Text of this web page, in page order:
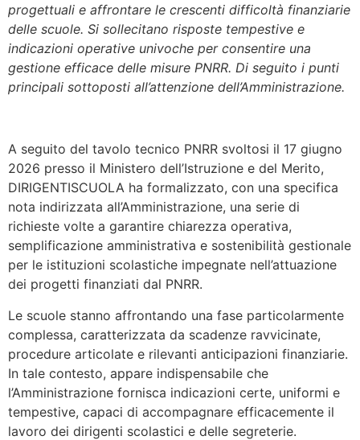
progettuali e affrontare le crescenti difficoltà finanziarie
delle scuole. Si sollecitano risposte tempestive e
indicazioni operative univoche per consentire una
gestione efficace delle misure PNRR. Di seguito i punti
principali sottoposti all’attenzione dell’Amministrazione.
A seguito del tavolo tecnico PNRR svoltosi il 17 giugno
2026 presso il Ministero dell’Istruzione e del Merito,
DIRIGENTISCUOLA ha formalizzato, con una specifica
nota indirizzata all’Amministrazione, una serie di
richieste volte a garantire chiarezza operativa,
semplificazione amministrativa e sostenibilità gestionale
per le istituzioni scolastiche impegnate nell’attuazione
dei progetti finanziati dal PNRR.
Le scuole stanno affrontando una fase particolarmente
complessa, caratterizzata da scadenze ravvicinate,
procedure articolate e rilevanti anticipazioni finanziarie.
In tale contesto, appare indispensabile che
l’Amministrazione fornisca indicazioni certe, uniformi e
tempestive, capaci di accompagnare efficacemente il
lavoro dei dirigenti scolastici e delle segreterie.